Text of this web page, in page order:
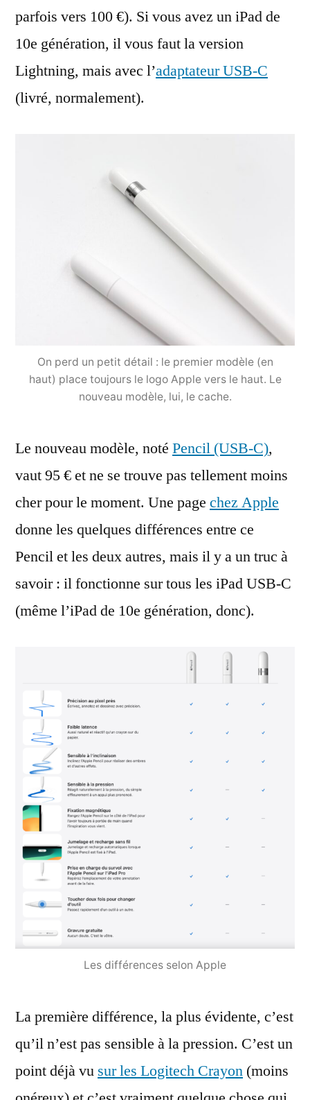
parfois vers 100 €). Si vous avez un iPad de
10e génération, il vous faut la version
Lightning, mais avec l’adaptateur USB-C
(livré, normalement).
On perd un petit détail : le premier modèle (en
haut) place toujours le logo Apple vers le haut. Le
nouveau modèle, lui, le cache.
Le nouveau modèle, noté Pencil (USB-C),
vaut 95 € et ne se trouve pas tellement moins
cher pour le moment. Une page chez Apple
donne les quelques différences entre ce
Pencil et les deux autres, mais il y a un truc à
savoir : il fonctionne sur tous les iPad USB-C
(même l’iPad de 10e génération, donc).
Les différences selon Apple
La première différence, la plus évidente, c’est
qu’il n’est pas sensible à la pression. C’est un
point déjà vu sur les Logitech Crayon (moins